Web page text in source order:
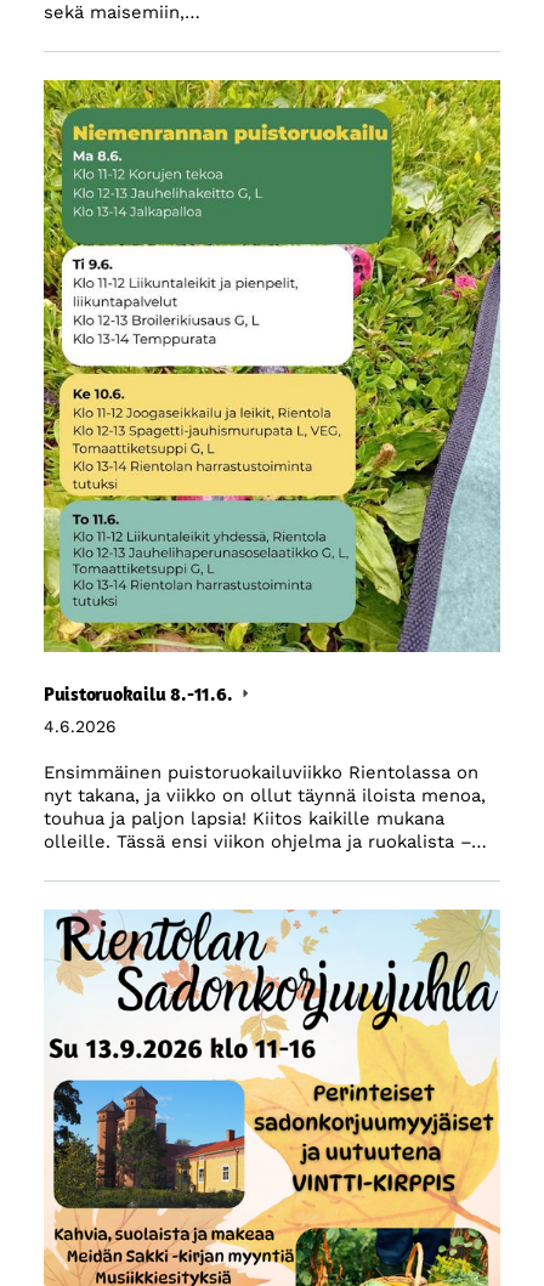
sekä maisemiin,…
Puistoruokailu 8.-11.6.
4.6.2026
Ensimmäinen puistoruokailuviikko Rientolassa on
nyt takana, ja viikko on ollut täynnä iloista menoa,
touhua ja paljon lapsia! Kiitos kaikille mukana
olleille. Tässä ensi viikon ohjelma ja ruokalista –…